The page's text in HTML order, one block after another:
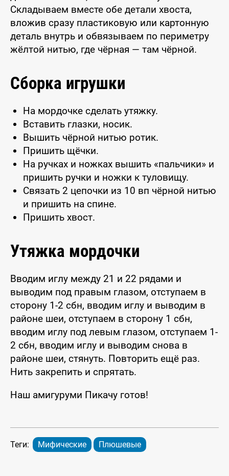
Складываем вместе обе детали хвоста,
вложив сразу пластиковую или картонную
деталь внутрь и обвязываем по периметру
жёлтой нитью, где чёрная — там чёрной.
Сборка игрушки
На мордочке сделать утяжку.
Вставить глазки, носик.
Вышить чёрной нитью ротик.
Пришить щёчки.
На ручках и ножках вышить «пальчики» и
пришить ручки и ножки к туловищу.
Связать 2 цепочки из 10 вп чёрной нитью
и пришить на спине.
Пришить хвост.
Утяжка мордочки
Вводим иглу между 21 и 22 рядами и
выводим под правым глазом, отступаем в
сторону 1-2 сбн, вводим иглу и выводим в
районе шеи, отступаем в сторону 1 сбн,
вводим иглу под левым глазом, отступаем 1-
2 сбн, вводим иглу и выводим снова в
районе шеи, стянуть. Повторить ещё раз.
Нить закрепить и спрятать.
Наш амигуруми Пикачу готов!
Теги: Мифические Плюшевые